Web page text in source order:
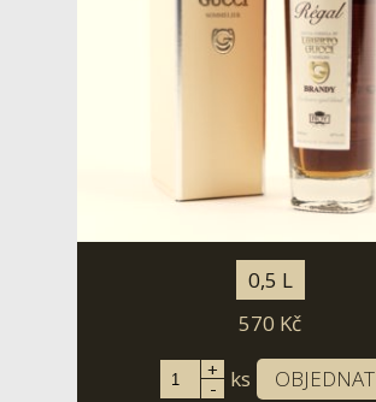
0,5 L
570 Kč
+
- ks OBJEDNAT